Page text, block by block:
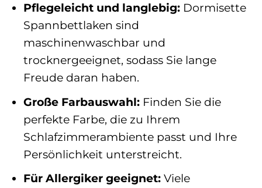
Pflegeleicht und langlebig: Dormisette
Spannbettlaken sind
maschinenwaschbar und
trocknergeeignet, sodass Sie lange
Freude daran haben.
Große Farbauswahl: Finden Sie die
perfekte Farbe, die zu Ihrem
Schlafzimmerambiente passt und Ihre
Persönlichkeit unterstreicht.
Für Allergiker geeignet: Viele